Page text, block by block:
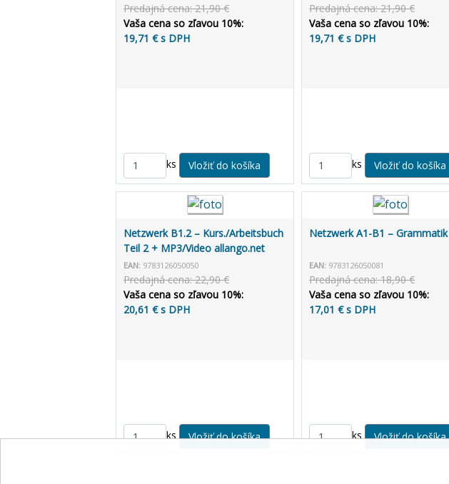
Predajná cena: 21,90 €
Vaša cena so zľavou 10%:
19,71 € s DPH
ks
Predajná cena: 21,90 €
Vaša cena so zľavou 10%:
19,71 € s DPH
ks
Netzwerk B1.2 – Kurs./Arbeitsbuch
Teil 2 + MP3/Video allango.net
EAN: 9783126050050
Predajná cena: 22,90 €
Vaša cena so zľavou 10%:
20,61 € s DPH
ks
Netzwerk A1-B1 – Grammatik
EAN: 9783126050081
Predajná cena: 18,90 €
Vaša cena so zľavou 10%:
17,01 € s DPH
ks